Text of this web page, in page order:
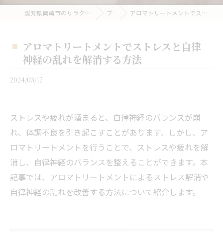
愛知県岡崎市のリラクゼーションならMUCHA SUERTE ブログ アロマトリートメントでストレスと自律神経の乱れを解消する方法
アロマトリートメントでストレスと自律
神経の乱れを解消する方法
2024/03/17
ストレスや疲れが溜まると、自律神経のバランスが崩
れ、体調不良を引き起こすことがあります。しかし、ア
ロマトリートメントを行うことで、ストレスや疲れを解
消し、自律神経のバランスを整えることができます。本
記事では、アロマトリートメントによるストレス解消や
自律神経の乱れを改善する方法について紹介します。